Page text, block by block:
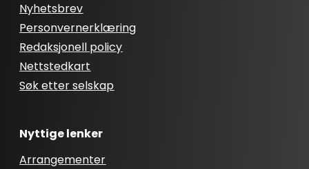
Nyhetsbrev
Personvernerklæring
Redaksjonell policy
Nettstedkart
Søk etter selskap
Nyttige lenker
Arrangementer